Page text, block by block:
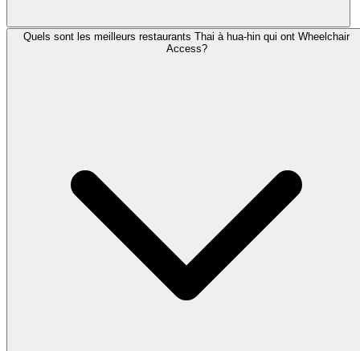
Quels sont les meilleurs restaurants Thai à hua-hin qui ont Wheelchair
Access?